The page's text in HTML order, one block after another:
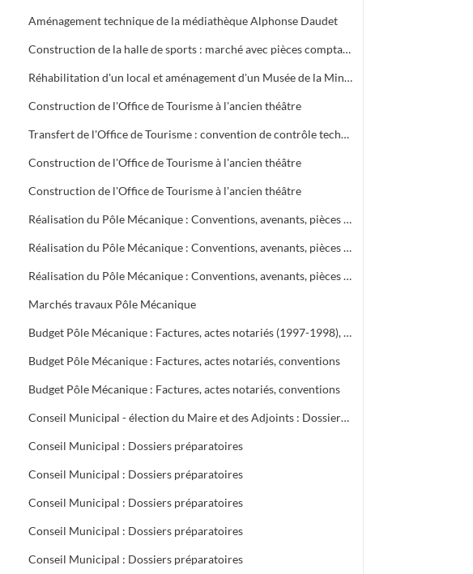
Aménagement technique de la médiathèque Alphonse Daudet
Construction de la halle de sports : marché avec pièces comptables (dernier certificat de paiement), assurances, convention contrôle technique, travaux
Réhabilitation d'un local et aménagement d'un Musée de la Miniature, quartier de Rochebelle
Construction de l'Office de Tourisme à l'ancien théâtre
Transfert de l'Office de Tourisme : convention de contrôle technique SOCOTEC
Construction de l'Office de Tourisme à l'ancien théâtre
Construction de l'Office de Tourisme à l'ancien théâtre
Réalisation du Pôle Mécanique : Conventions, avenants, pièces comptables, travaux SEGARD
Réalisation du Pôle Mécanique : Conventions, avenants, pièces comptables, travaux SEGARD
Réalisation du Pôle Mécanique : Conventions, avenants, pièces comptables, travaux SEGARD
Marchés travaux Pôle Mécanique
Budget Pôle Mécanique : Factures, actes notariés (1997-1998), conventions (1997-2000)
Budget Pôle Mécanique : Factures, actes notariés, conventions
Budget Pôle Mécanique : Factures, actes notariés, conventions
Conseil Municipal - élection du Maire et des Adjoints : Dossiers préparatoires
Conseil Municipal : Dossiers préparatoires
Conseil Municipal : Dossiers préparatoires
Conseil Municipal : Dossiers préparatoires
Conseil Municipal : Dossiers préparatoires
Conseil Municipal : Dossiers préparatoires